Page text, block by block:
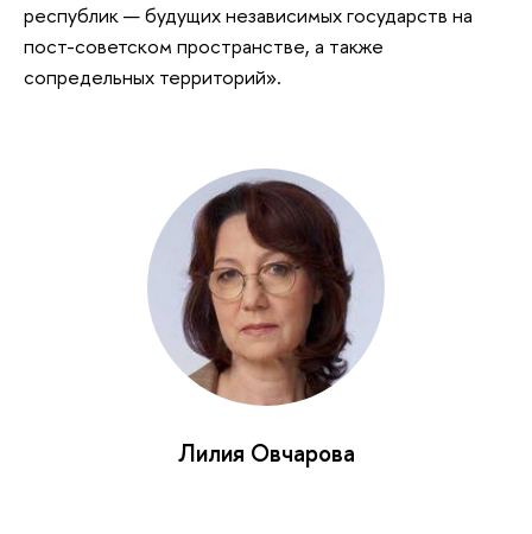
республик — будущих независимых государств на
пост-советском пространстве, а также
сопредельных территорий».
Лилия Овчарова